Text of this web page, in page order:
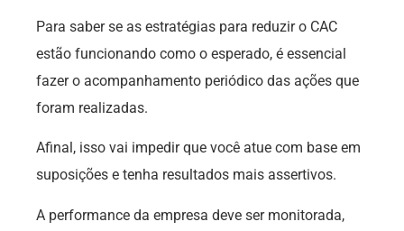
Para saber se as estratégias para reduzir o CAC
estão funcionando como o esperado, é essencial
fazer o acompanhamento periódico das ações que
foram realizadas.
Afinal, isso vai impedir que você atue com base em
suposições e tenha resultados mais assertivos.
A performance da empresa deve ser monitorada,